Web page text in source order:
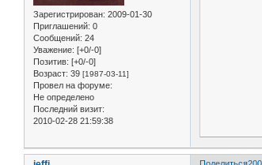
Зарегистрирован: 2009-01-30
Приглашений: 0
Сообщений: 24
Уважение: [+0/-0]
Позитив: [+0/-0]
Возраст: 39 [1987-03-11]
Провел на форуме:
Не определено
Последний визит:
2010-02-28 21:59:38